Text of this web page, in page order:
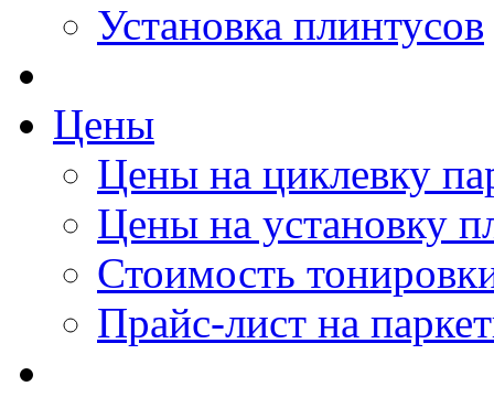
Установка плинтусов
Цены
Цены на циклевку
Цены на установку
Стоимость
Прайс-лист на